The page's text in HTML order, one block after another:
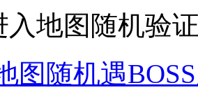
入地图随机验
图随机遇